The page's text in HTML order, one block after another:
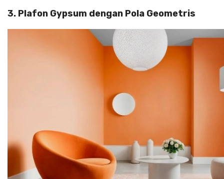
3. Plafon Gypsum dengan Pola Geometris